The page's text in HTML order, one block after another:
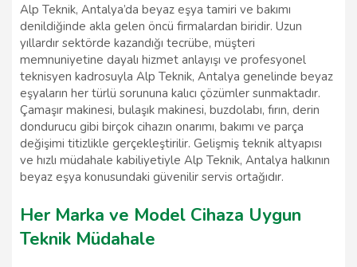
Alp Teknik, Antalya’da beyaz eşya tamiri ve bakımı
denildiğinde akla gelen öncü firmalardan biridir. Uzun
yıllardır sektörde kazandığı tecrübe, müşteri
memnuniyetine dayalı hizmet anlayışı ve profesyonel
teknisyen kadrosuyla Alp Teknik, Antalya genelinde beyaz
eşyaların her türlü sorununa kalıcı çözümler sunmaktadır.
Çamaşır makinesi, bulaşık makinesi, buzdolabı, fırın, derin
dondurucu gibi birçok cihazın onarımı, bakımı ve parça
değişimi titizlikle gerçekleştirilir. Gelişmiş teknik altyapısı
ve hızlı müdahale kabiliyetiyle Alp Teknik, Antalya halkının
beyaz eşya konusundaki güvenilir servis ortağıdır.
Her Marka ve Model Cihaza Uygun
Teknik Müdahale